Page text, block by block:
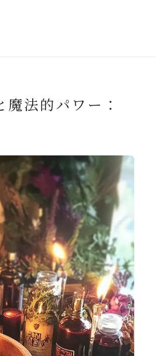
法的パワー：